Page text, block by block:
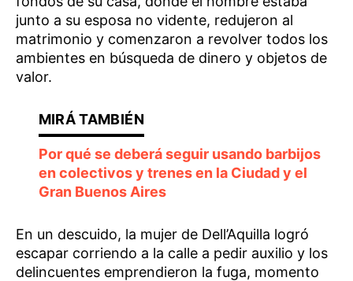
junto a su esposa no vidente, redujeron al
matrimonio y comenzaron a revolver todos los
ambientes en búsqueda de dinero y objetos de
valor.
Por qué se deberá seguir usando barbijos
en colectivos y trenes en la Ciudad y el
Gran Buenos Aires
En un descuido, la mujer de Dell’Aquilla logró
escapar corriendo a la calle a pedir auxilio y los
delincuentes emprendieron la fuga, momento